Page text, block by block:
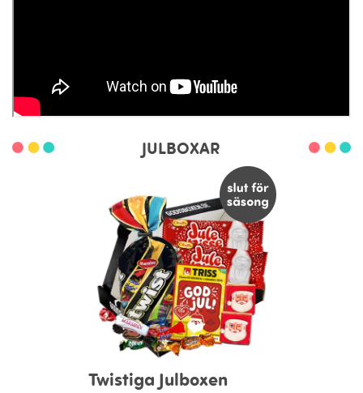
JULBOXAR
Twistiga Julboxen